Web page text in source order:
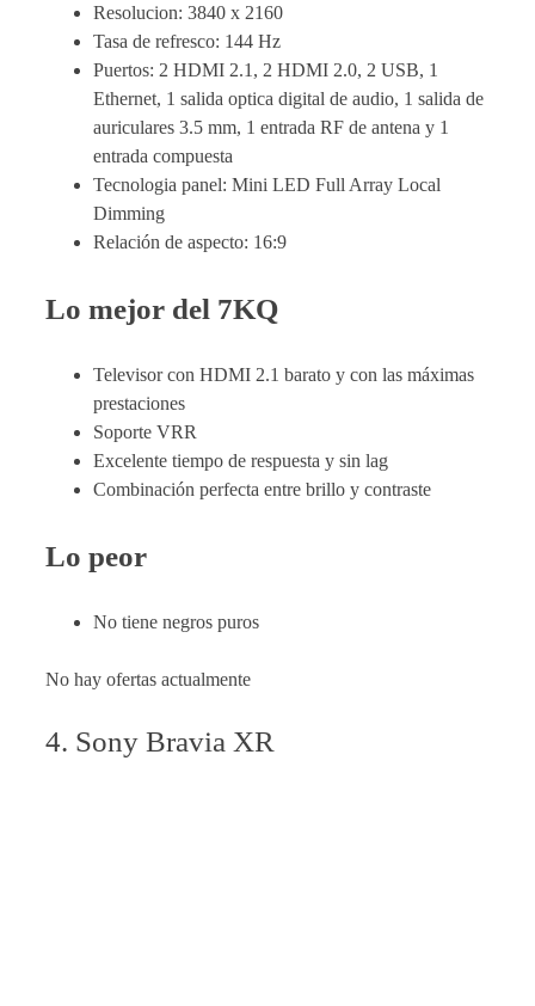
Resolucion: 3840 x 2160
Tasa de refresco: 144 Hz
Puertos: 2 HDMI 2.1, 2 HDMI 2.0, 2 USB, 1
Ethernet, 1 salida optica digital de audio, 1 salida de
auriculares 3.5 mm, 1 entrada RF de antena y 1
entrada compuesta
Tecnologia panel: Mini LED Full Array Local
Dimming
Relación de aspecto: 16:9
Lo mejor del 7KQ
Televisor con HDMI 2.1 barato y con las máximas
prestaciones
Soporte VRR
Excelente tiempo de respuesta y sin lag
Combinación perfecta entre brillo y contraste
Lo peor
No tiene negros puros
No hay ofertas actualmente
4. Sony Bravia XR